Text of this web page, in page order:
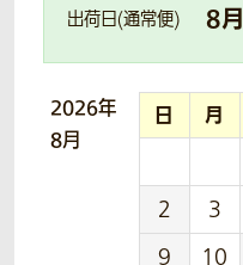
出荷日(通常便) 8月
2026年
8月
日 月
2
3
9
10